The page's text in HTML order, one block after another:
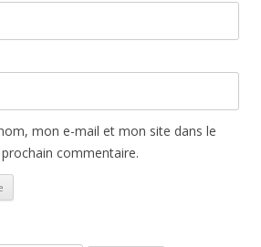
mon e-mail et mon site dans le
commentaire.